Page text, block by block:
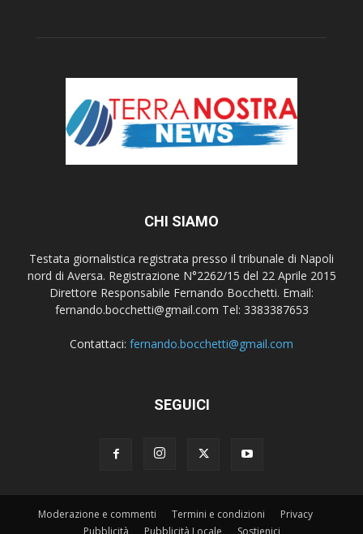
CHI SIAMO
Testata giornalistica registrata presso il tribunale di Napoli
nord di Aversa. Registrazione N°2262/15 del 22 Aprile 2015
Direttore Responsabile Fernando Bocchetti. Email:
fernando.bocchetti@gmail.com Tel: 3383387653
Contattaci: fernando.bocchetti@gmail.com
SEGUICI
Moderazione e commenti Termini e condizioni
Privacy
Pubblicità
Pubblicità Locale Sostienici